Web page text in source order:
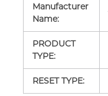
Manufacturer
Name:
PRODUCT
TYPE:
RESET TYPE: